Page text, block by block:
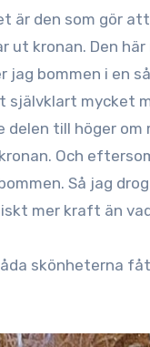
är den som gör
ut kronan. Den
jag bommen i en
självklart mycket
till höger om
Och
Så jag
mer kraft än
skönheterna